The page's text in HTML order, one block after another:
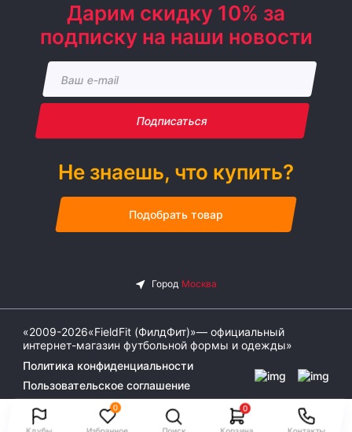
0 0
Дарим скидку 10% за
подписку на наши новости
Подписаться
Не знаешь, что купить?
Подобрать товар
«2009-2026«FieldFit (ФилдФит)»— официальный
интернет-магазин футбольной формы и одежды»
Политика конфиденциальности
Пользовательское соглашение